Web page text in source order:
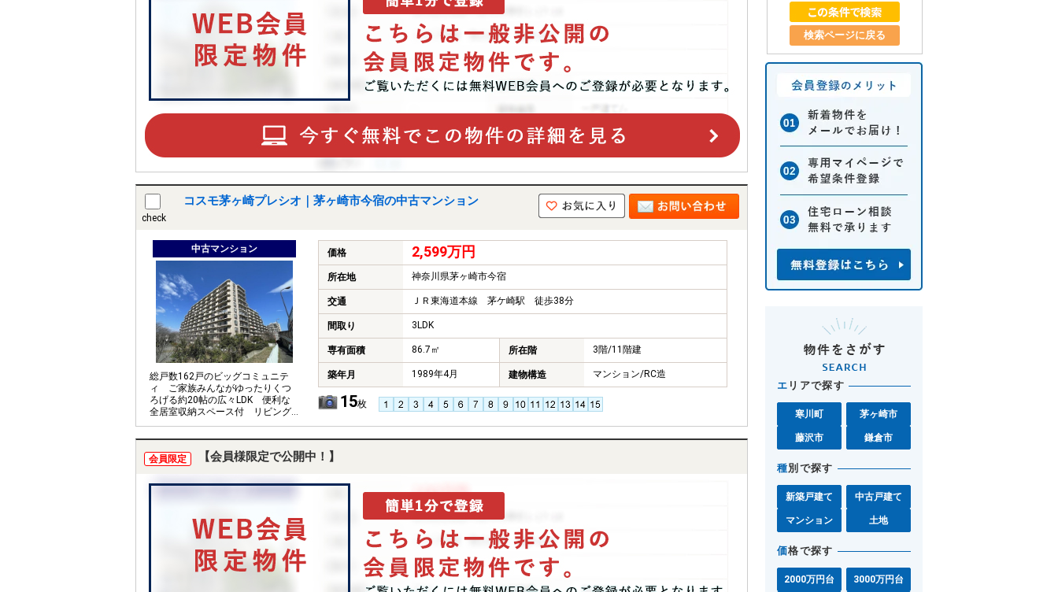
check
コスモ茅ヶ崎プレシオ｜茅ヶ崎市今宿の中古マンション
中古マンション
総戸数162戸のビッグコミュニテ
ィ ご家族みんながゆったりくつ
ろげる約20帖の広々LDK 便利な
全居室収納スペース付 リビング
側バルコニーより桜が一望できま
価格 2,599万円
所在地 神奈川県茅ヶ崎市今宿
交通 ＪＲ東海道本線 茅ケ崎駅 徒歩38分
間取り 3LDK
専有面積 86.7㎡ 所在階 3階/11階建
築年月 1989年4月 建物構造 マンション/RC造
15枚
会員限定 【会員様限定で公開中！】
検索ページに戻る
エ リアで探す
寒川町 茅ヶ崎市
藤沢市 鎌倉市
種別で探す
新築戸建て 中古戸建て
マンション 土地
価格で探す
2000万円台 3000万円台